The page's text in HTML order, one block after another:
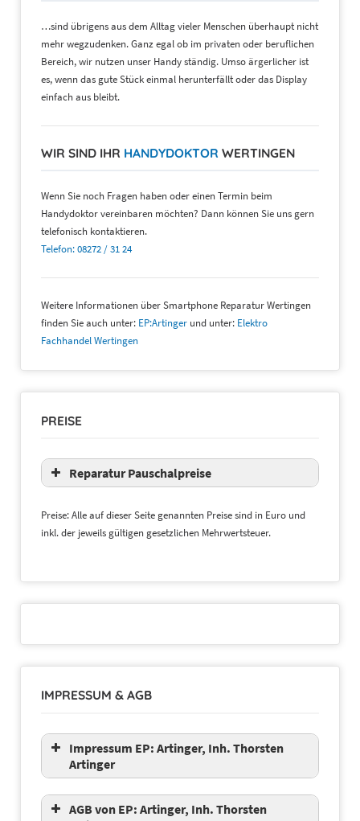
…sind übrigens aus dem Alltag vieler Menschen überhaupt nicht
mehr wegzudenken. Ganz egal ob im privaten oder beruflichen
Bereich, wir nutzen unser Handy ständig. Umso ärgerlicher ist
es, wenn das gute Stück einmal herunterfällt oder das Display
einfach aus bleibt.
WIR SIND IHR HANDYDOKTOR WERTINGEN
Wenn Sie noch Fragen haben oder einen Termin beim
Handydoktor vereinbaren möchten? Dann können Sie uns gern
telefonisch kontaktieren.
Telefon: 08272 / 31 24
Weitere Informationen über Smartphone Reparatur Wertingen
finden Sie auch unter: EP:Artinger und unter: Elektro
Fachhandel Wertingen
PREISE
Reparatur Pauschalpreise
49,00 €*
39,00€*
Preise: Alle auf dieser Seite genannten Preise sind in Euro und
inkl. der jeweils gültigen gesetzlichen Mehrwertsteuer.
IMPRESSUM & AGB
Impressum EP: Artinger, Inh. Thorsten
Artinger
AGB von EP: Artinger, Inh. Thorsten